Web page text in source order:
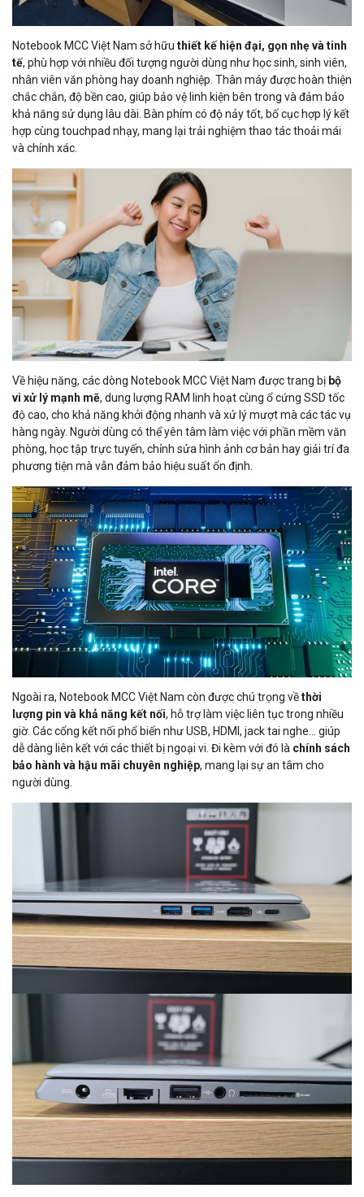
Notebook MCC Việt Nam sở hữu thiết kế hiện đại, gọn nhẹ và tinh
tế, phù hợp với nhiều đối tượng người dùng như học sinh, sinh viên,
nhân viên văn phòng hay doanh nghiệp. Thân máy được hoàn thiện
chắc chắn, độ bền cao, giúp bảo vệ linh kiện bên trong và đảm bảo
khả năng sử dụng lâu dài. Bàn phím có độ nảy tốt, bố cục hợp lý kết
hợp cùng touchpad nhạy, mang lại trải nghiệm thao tác thoải mái
và chính xác.
Về hiệu năng, các dòng Notebook MCC Việt Nam được trang bị bộ
vi xử lý mạnh mẽ, dung lượng RAM linh hoạt cùng ổ cứng SSD tốc
độ cao, cho khả năng khởi động nhanh và xử lý mượt mà các tác vụ
hàng ngày. Người dùng có thể yên tâm làm việc với phần mềm văn
phòng, học tập trực tuyến, chỉnh sửa hình ảnh cơ bản hay giải trí đa
phương tiện mà vẫn đảm bảo hiệu suất ổn định.
Ngoài ra, Notebook MCC Việt Nam còn được chú trọng vềthời
lượng pin và khả năng kết nối, hỗ trợ làm việc liên tục trong nhiều
giờ. Các cổng kết nối phổ biến như USB, HDMI, jack tai nghe… giúp
dễ dàng liên kết với các thiết bị ngoại vi. Đi kèm với đó là chính sách
bảo hành và hậu mãi chuyên nghiệp, mang lại sự an tâm cho
người dùng.